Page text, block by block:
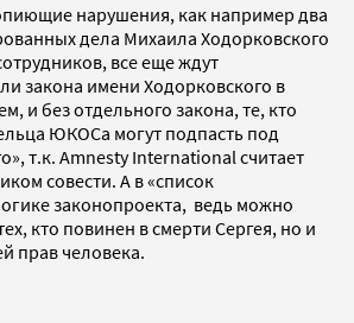
нарушения, как например два
дела Михаила Ходорковского
все еще ждут
закона имени Ходорковского в
и без отдельного закона, те, кто
ЮКОСа могут подпасть под
т.к. Amnesty International считает
совести. А в «список
законопроекта, ведь можно
кто повинен в смерти Сергея, но и
прав человека.